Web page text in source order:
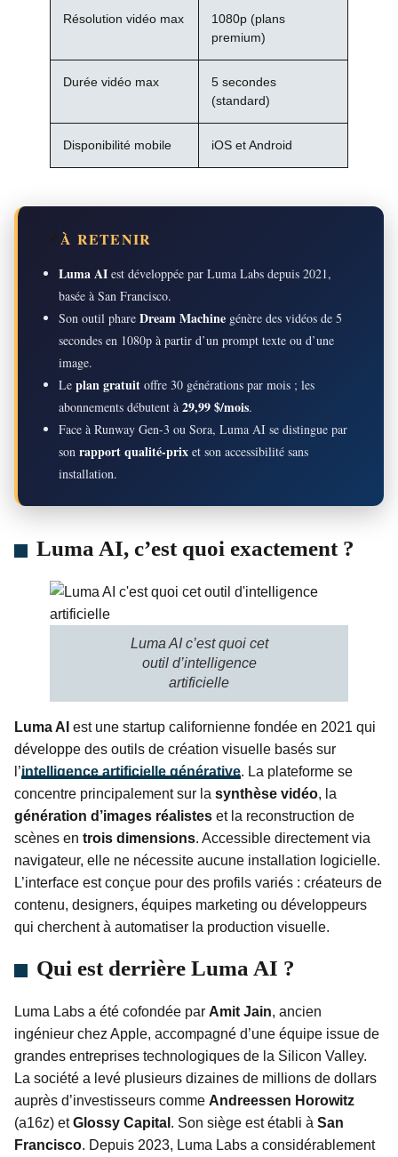
Résolution vidéo max
1080p (plans
premium)
Durée vidéo max
5 secondes
(standard)
Disponibilité mobile iOS et Android
📌À RETENIR
Luma AI est développée par Luma Labs depuis 2021,
basée à San Francisco.
Son outil phare Dream Machine génère des vidéos de 5
secondes en 1080p à partir d’un prompt texte ou d’une
image.
Le plan gratuit offre 30 générations par mois ; les
abonnements débutent à 29,99 $/mois.
Face à Runway Gen-3 ou Sora, Luma AI se distingue par
son rapport qualité-prix et son accessibilité sans
installation.
Luma AI, c’est quoi exactement ?
Luma AI c’est quoi cet
outil d’intelligence
artificielle
Luma AI est une startup californienne fondée en 2021 qui
développe des outils de création visuelle basés sur
l’intelligence artificielle générative. La plateforme se
concentre principalement sur la synthèse vidéo, la
génération d’images réalistes et la reconstruction de
scènes en trois dimensions. Accessible directement via
navigateur, elle ne nécessite aucune installation logicielle.
L’interface est conçue pour des profils variés : créateurs de
contenu, designers, équipes marketing ou développeurs
qui cherchent à automatiser la production visuelle.
Qui est derrière Luma AI ?
Luma Labs a été cofondée par Amit Jain, ancien
ingénieur chez Apple, accompagné d’une équipe issue de
grandes entreprises technologiques de la Silicon Valley.
La société a levé plusieurs dizaines de millions de dollars
auprès d’investisseurs comme Andreessen Horowitz
(a16z) etGlossy Capital . Son siège est établi à San
Francisco. Depuis 2023, Luma Labs a considérablement